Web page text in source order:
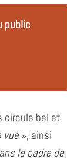
public
circule bel et
vue», ainsi
le cadre de